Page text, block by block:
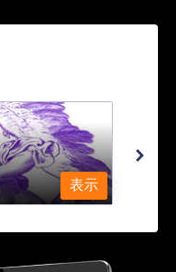
表示